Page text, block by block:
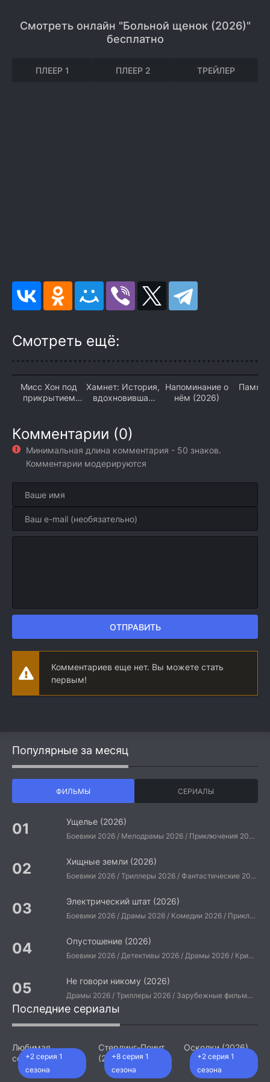
Смотреть онлайн "Больной щенок (2026)"
бесплатно
ПЛЕЕР 1 ПЛЕЕР 2 ТРЕЙЛЕР
Смотреть ещё:
Мисс Хон под
прикрытием
Хамнет: История,
вдохновившая
Напоминание о
нём (2026)
Комментарии (0)
Минимальная длина комментария - 50 знаков.
Комментарии модерируются
ОТПРАВИТЬ
Комментариев еще нет. Вы можете стать
первым!
Популярные за месяц
ФИЛЬМЫ СЕРИАЛЫ
Ущелье (2026)
Боевики 2026 / Мелодрамы 2026 / Приключения 2026 / Ужасы 2026 / Фантастические 2026 / Зарубежные фильмы 2026 / Американские фильмы / Фильмы 2026
Хищные земли (2026)
Боевики 2026 / Триллеры 2026 / Фантастические 2026 / Зарубежные фильмы 2026 / Американские фильмы / Фильмы 2026
Электрический штат (2026)
Боевики 2026 / Драмы 2026 / Комедии 2026 / Приключения 2026 / Фантастические 2026 / Зарубежные фильмы 2026 / Американские фильмы / Фильмы 2026
Опустошение (2026)
Боевики 2026 / Детективы 2026 / Драмы 2026 / Криминальные фильмы 2026 / Триллеры 2026 / Зарубежные фильмы 2026 / Американские фильмы / Фильмы 2026
Не говори никому (2026)
Драмы 2026 / Триллеры 2026 / Зарубежные фильмы 2026 / Американские фильмы / Фильмы 2026
Последние сериалы
+2 серия 1
сезона
Любимая
сотрудница
(2026)
+8 серия 1
сезона
Стерлинг-Поинт
(2026)
+2 серия 1
сезона
Осколки (2026)